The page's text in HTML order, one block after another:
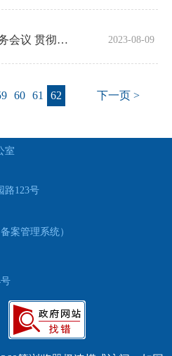
李强主持召开国务院常务会议 贯彻落实习近平总书记关于防汛救灾工作的重要指示精神等 2023-08-09
60 61 62 下一页 >
室
路123号
案管理系统）